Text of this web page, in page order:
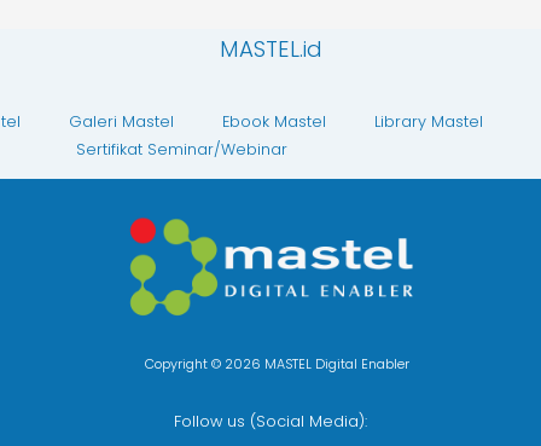
MASTEL.id
Galeri Mastel Ebook Mastel
Library Mastel
Sertifikat Seminar/Webinar
Copyright © 2026 MASTEL Digital Enabler
Follow us (Social Media):